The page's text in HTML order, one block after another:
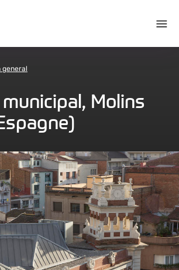
general
Molins